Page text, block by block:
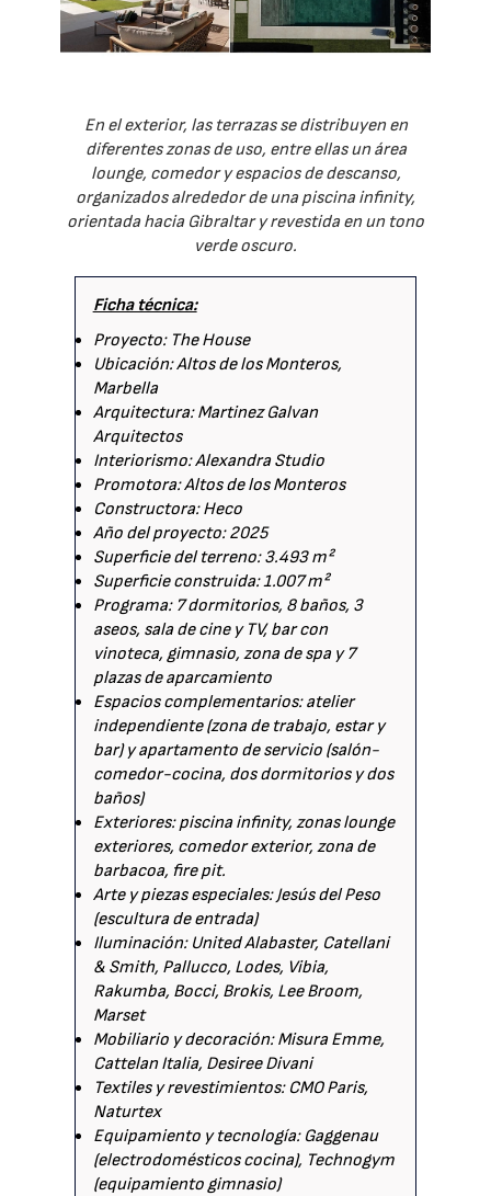
En el exterior, las terrazas se distribuyen en
diferentes zonas de uso, entre ellas un área
lounge, comedor y espacios de descanso,
organizados alrededor de una piscina infinity,
orientada hacia Gibraltar y revestida en un tono
verde oscuro.
Ficha técnica:
Proyecto: The House
Ubicación: Altos de los Monteros,
Marbella
Arquitectura: Martinez Galvan
Arquitectos
Interiorismo: Alexandra Studio
Promotora: Altos de los Monteros
Constructora: Heco
Año del proyecto: 2025
Superficie del terreno: 3.493 m²
Superficie construida: 1.007 m²
Programa: 7 dormitorios, 8 baños, 3
aseos, sala de cine y TV, bar con
vinoteca, gimnasio, zona de spa y 7
plazas de aparcamiento
Espacios complementarios: atelier
independiente (zona de trabajo, estar y
bar) y apartamento de servicio (salón-
comedor-cocina, dos dormitorios y dos
baños)
Exteriores: piscina infinity, zonas lounge
exteriores, comedor exterior, zona de
barbacoa, fire pit.
Arte y piezas especiales: Jesús del Peso
(escultura de entrada)
Iluminación: United Alabaster, Catellani
& Smith, Pallucco, Lodes, Vibia,
Rakumba, Bocci, Brokis, Lee Broom,
Marset
Mobiliario y decoración: Misura Emme,
Cattelan Italia, Desiree Divani
Textiles y revestimientos: CMO Paris,
Naturtex
Equipamiento y tecnología: Gaggenau
(electrodomésticos cocina), Technogym
(equipamiento gimnasio)